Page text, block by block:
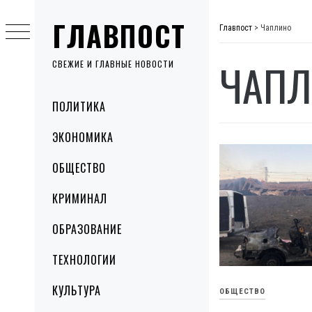
ГЛАВПОСТ
СВЕЖИЕ И ГЛАВНЫЕ НОВОСТИ
MenuПОЛИТИКА
ЭКОНОМИКА
ОБЩЕСТВО
КРИМИНАЛ
ОБРАЗОВАНИЕ
ТЕХНОЛОГИИ
КУЛЬТУРА
to
content
Главпост > Чаплино
ОБЩЕСТВО